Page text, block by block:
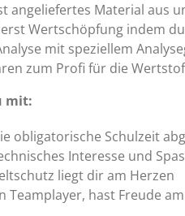
angeliefertes Material aus
Wertschöpfung indem
mit speziellem
zum Profi für die
mit:
obligatorische Schulzeit
Interesse und
liegt dir am Herzen
Teamplayer, hast Freude